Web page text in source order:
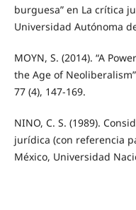
burguesa” en La crítica
Universidad Autónoma
MOYN, S. (2014). “A
the Age of
77 (4), 147-169.
NINO, C. S. (1989).
jurídica (con referencia
México, Universidad